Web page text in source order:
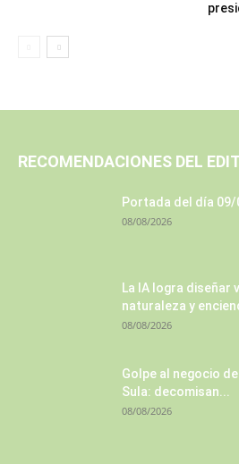
RECOMENDACIONES DEL
Portada del día
08/08/2026
La IA logra diseñar
naturaleza y
08/08/2026
Golpe al negocio
Sula: decomisan...
08/08/2026